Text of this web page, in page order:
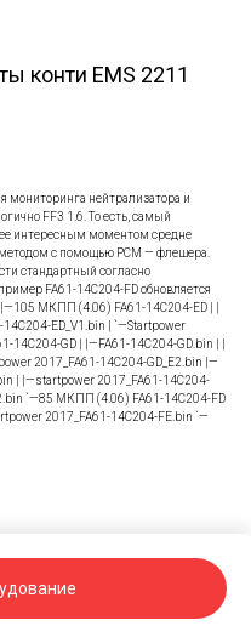
конти EMS 2211
мониторинга нейтрализатора и
FF3 1.6. То есть, самый
интересным моментом средне
с помощью PCM — флешера.
стандартный согласно
FA61-14C204-FD обновляется
МКПП (4.06) FA61-14C204-ED | |
ED_V1.bin | `—Startpower
14C204-GD | |—FA61-14C204-GD.bin | |
2017_FA61-14C204-GD_E2.bin |—
| |—startpower 2017_FA61-14C204-
`—85 МКПП (4.06) FA61-14C204-FD
2017_FA61-14C204-FE.bin `—